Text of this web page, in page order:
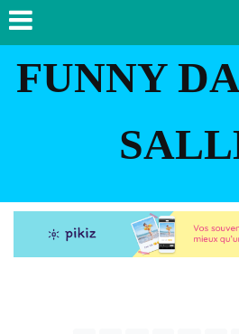
FUNNY